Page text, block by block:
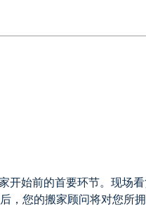
开始前的首要环节。现场
，您的搬家顾问将对您所